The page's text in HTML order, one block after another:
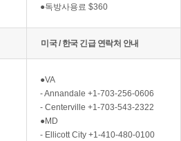
●독방사용료 $360
미국 / 한국 긴급 연락처 안내
●VA
- Annandale +1-703-256-0606
- Centerville +1-703-543-2322
●MD
- Ellicott City +1-410-480-0100